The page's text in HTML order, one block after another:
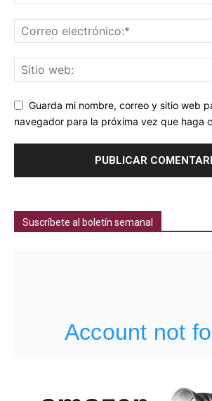
Guarda mi nombre, correo y sitio web
navegador para la próxima vez que haga
Suscríbete al boletín semanal